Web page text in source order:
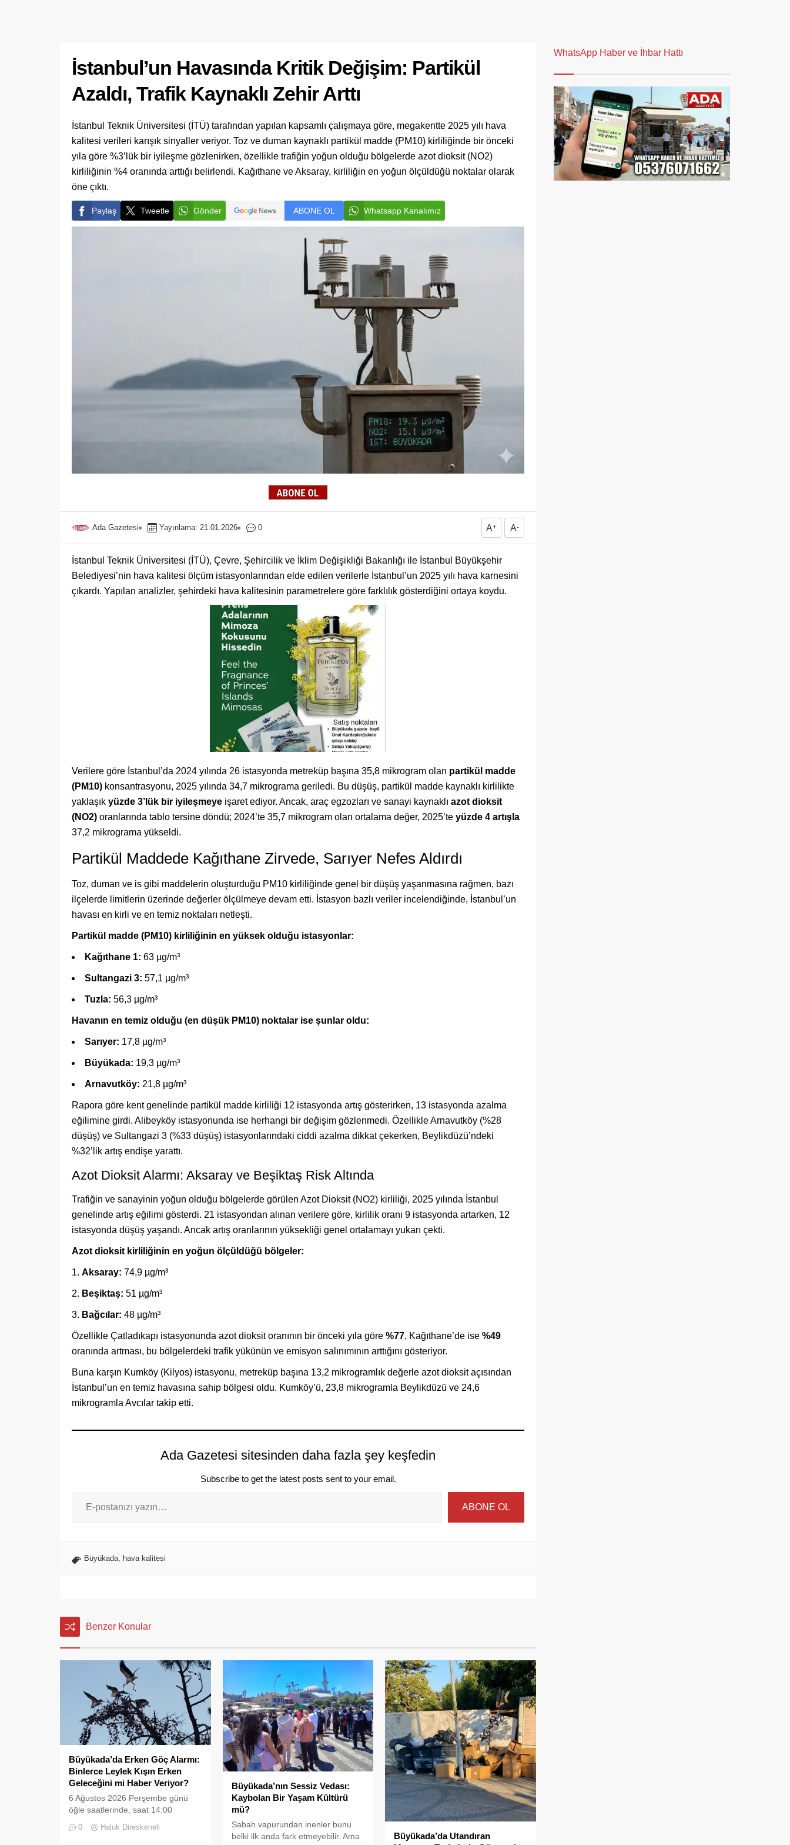
İstanbul’un Havasında Kritik Değişim: Partikül
Azaldı, Trafik Kaynaklı Zehir Arttı
İstanbul Teknik Üniversitesi (İTÜ) tarafından yapılan kapsamlı çalışmaya göre, megakentte 2025 yılı hava
kalitesi verileri karışık sinyaller veriyor. Toz ve duman kaynaklı partikül madde (PM10) kirliliğinde bir önceki
yıla göre %3’lük bir iyileşme gözlenirken, özellikle trafiğin yoğun olduğu bölgelerde azot dioksit (NO2)
kirliliğinin %4 oranında arttığı belirlendi. Kağıthane ve Aksaray, kirliliğin en yoğun ölçüldüğü noktalar olarak
öne çıktı.
Paylaş Tweetle Gönder ABONE OL Whatsapp Kanalımız
Ada Gazetesi Yayınlama: 21.01.2026 0 A+ A-
İstanbul Teknik Üniversitesi (İTÜ), Çevre, Şehircilik ve İklim Değişikliği Bakanlığı ile İstanbul Büyükşehir
Belediyesi’nin hava kalitesi ölçüm istasyonlarından elde edilen verilerle İstanbul’un 2025 yılı hava karnesini
çıkardı. Yapılan analizler, şehirdeki hava kalitesinin parametrelere göre farklılık gösterdiğini ortaya koydu.
Verilere göre İstanbul’da 2024 yılında 26 istasyonda metreküp başına 35,8 mikrogram olan partikül madde
(PM10) konsantrasyonu, 2025 yılında 34,7 mikrograma geriledi. Bu düşüş, partikül madde kaynaklı kirlilikte
yaklaşık yüzde 3’lük bir iyileşmeye işaret ediyor. Ancak, araç egzozları ve sanayi kaynaklı azot dioksit
(NO2) oranlarında tablo tersine döndü; 2024’te 35,7 mikrogram olan ortalama değer, 2025’te yüzde 4 artışla
37,2 mikrograma yükseldi.
Partikül Maddede Kağıthane Zirvede, Sarıyer Nefes Aldırdı
Toz, duman ve is gibi maddelerin oluşturduğu PM10 kirliliğinde genel bir düşüş yaşanmasına rağmen, bazı
ilçelerde limitlerin üzerinde değerler ölçülmeye devam etti. İstasyon bazlı veriler incelendiğinde, İstanbul’un
havası en kirli ve en temiz noktaları netleşti.
Partikül madde (PM10) kirliliğinin en yüksek olduğu istasyonlar:
Kağıthane 1: 63 µg/m³
Sultangazi 3: 57,1 µg/m³
Tuzla: 56,3 µg/m³
Havanın en temiz olduğu (en düşük PM10) noktalar ise şunlar oldu:
Sarıyer: 17,8 µg/m³
Büyükada: 19,3 µg/m³
Arnavutköy: 21,8 µg/m³
Rapora göre kent genelinde partikül madde kirliliği 12 istasyonda artış gösterirken, 13 istasyonda azalma
eğilimine girdi. Alibeyköy istasyonunda ise herhangi bir değişim gözlenmedi. Özellikle Arnavutköy (%28
düşüş) ve Sultangazi 3 (%33 düşüş) istasyonlarındaki ciddi azalma dikkat çekerken, Beylikdüzü’ndeki
%32’lik artış endişe yarattı.
Azot Dioksit Alarmı: Aksaray ve Beşiktaş Risk Altında
Trafiğin ve sanayinin yoğun olduğu bölgelerde görülen Azot Dioksit (NO2) kirliliği, 2025 yılında İstanbul
genelinde artış eğilimi gösterdi. 21 istasyondan alınan verilere göre, kirlilik oranı 9 istasyonda artarken, 12
istasyonda düşüş yaşandı. Ancak artış oranlarının yüksekliği genel ortalamayı yukarı çekti.
Azot dioksit kirliliğinin en yoğun ölçüldüğü bölgeler:
Aksaray: 74,9 µg/m³
Beşiktaş: 51 µg/m³
Bağcılar: 48 µg/m³
Özellikle Çatladıkapı istasyonunda azot dioksit oranının bir önceki yıla göre %77, Kağıthane’de ise %49
oranında artması, bu bölgelerdeki trafik yükünün ve emisyon salınımının arttığını gösteriyor.
Buna karşın Kumköy (Kilyos) istasyonu, metreküp başına 13,2 mikrogramlık değerle azot dioksit açısından
İstanbul’un en temiz havasına sahip bölgesi oldu. Kumköy’ü, 23,8 mikrogramla Beylikdüzü ve 24,6
mikrogramla Avcılar takip etti.
Ada Gazetesi sitesinden daha fazla şey keşfedin
Subscribe to get the latest posts sent to your email.
ABONE OL
Büyükada, hava kalitesi
Benzer Konular
Büyükada’da Erken Göç Alarmı:
Binlerce Leylek Kışın Erken
Geleceğini mi Haber Veriyor?
6 Ağustos 2026 Perşembe günü
öğle saatlerinde, saat 14:00
sularında Büyükada semalarında
doğanın en görkemli görsel
0 Haluk Direskeneli
Büyükada’nın Sessiz Vedası:
Kaybolan Bir Yaşam Kültürü
mü?
Sabah vapurundan inenler bunu
belki ilk anda fark etmeyebilir. Ama
Büyükada’da Utandıran
WhatsApp Haber ve İhbar Hattı